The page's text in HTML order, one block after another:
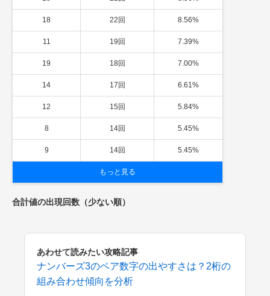
18 22回 8.56%
11 19回 7.39%
19 18回 7.00%
14 17回 6.61%
12 15回 5.84%
8 14回 5.45%
9 14回 5.45%
もっと見る
合計値の出現回数（少ない順）
あわせて読みたい攻略記事
ナンバーズ3のペア数字の出やすさは？2桁の
組み合わせ傾向を分析